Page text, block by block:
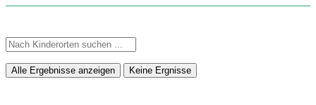
Alle Ergebnisse anzeigen Keine Ergnisse